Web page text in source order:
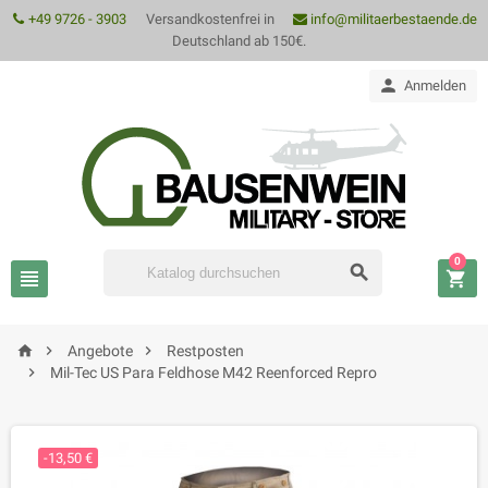
+49 9726 - 3903 info@militaerbestaende.de
Versandkostenfrei in
Deutschland ab 150€.
 Anmelden
  
0
  Angebote 
Restposten

Mil-Tec US Para Feldhose M42 Reenforced Repro
-13,50 €